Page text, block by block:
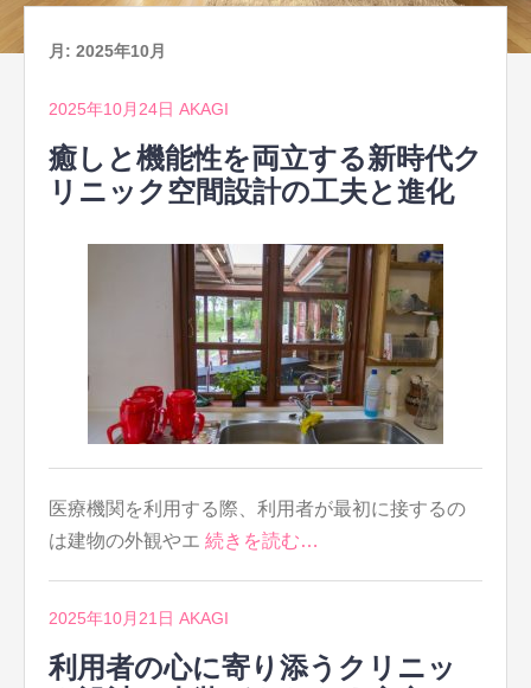
月: 2025年10月
2025年10月24日 AKAGI
癒しと機能性を両立する新時代ク
リニック空間設計の工夫と進化
医療機関を利用する際、利用者が最初に接するの
は建物の外観やエ 続きを読む…
2025年10月21日 AKAGI
利用者の心に寄り添うクリニッ